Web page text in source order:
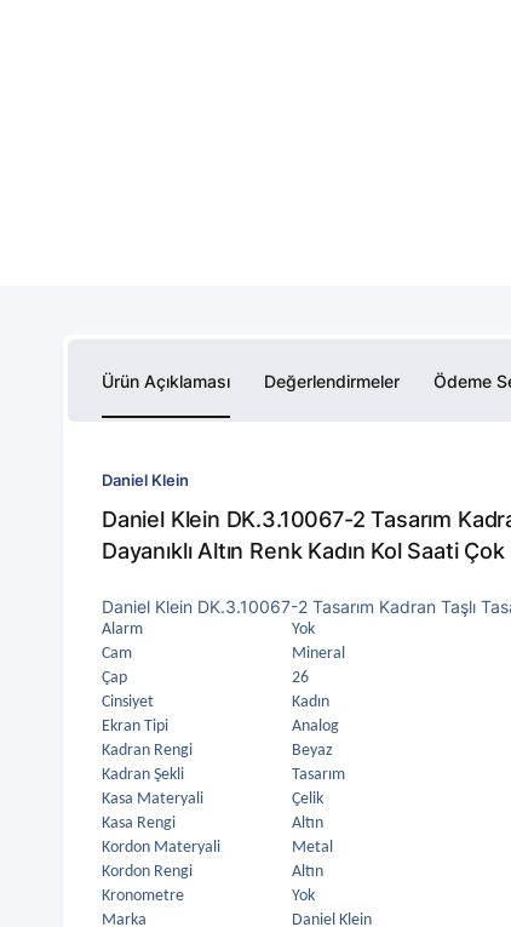
Ürün Açıklaması Değerlendirmeler Ödeme
Daniel Klein
Daniel Klein DK.3.10067-2 Tasarım
Dayanıklı Altın Renk Kadın Kol Saati
Daniel Klein DK.3.10067-2 Tasarım Kadran Taşlı
Alarm
Yok
Cam
Mineral
Çap
26
Cinsiyet
Kadın
Ekran Tipi
Analog
Kadran Rengi
Beyaz
Kadran Şekli
Tasarım
Kasa Materyali
Çelik
Kasa Rengi
Altın
Kordon Materyali
Metal
Kordon Rengi
Altın
Kronometre
Yok
Marka
Daniel Klein